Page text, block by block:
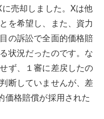
売却しました。Xは他
を希望し、また、資力
の訴訟で全面的価格賠
状況だったのです。な
ず、１審に差戻したの
断していませんが、差
価格賠償が採用された